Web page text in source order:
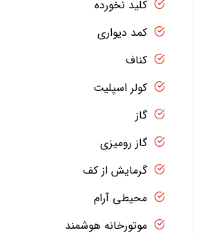
کلید نخورده
کمد دیواری
کناف
کولر اسپلیت
گاز
گاز رومیزی
گرمایش از کف
محیطی آرام
موتورخانه هوشمند